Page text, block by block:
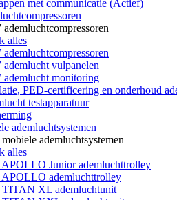
met communicatie (Actief)
alles
vulpanelen
monitoring
PED-certificering en onderhoud
testapparatuur
ademluchtsystemen
ademluchtsystemen
alles
Junior ademluchttrolley
ademluchttrolley
XL ademluchtunit